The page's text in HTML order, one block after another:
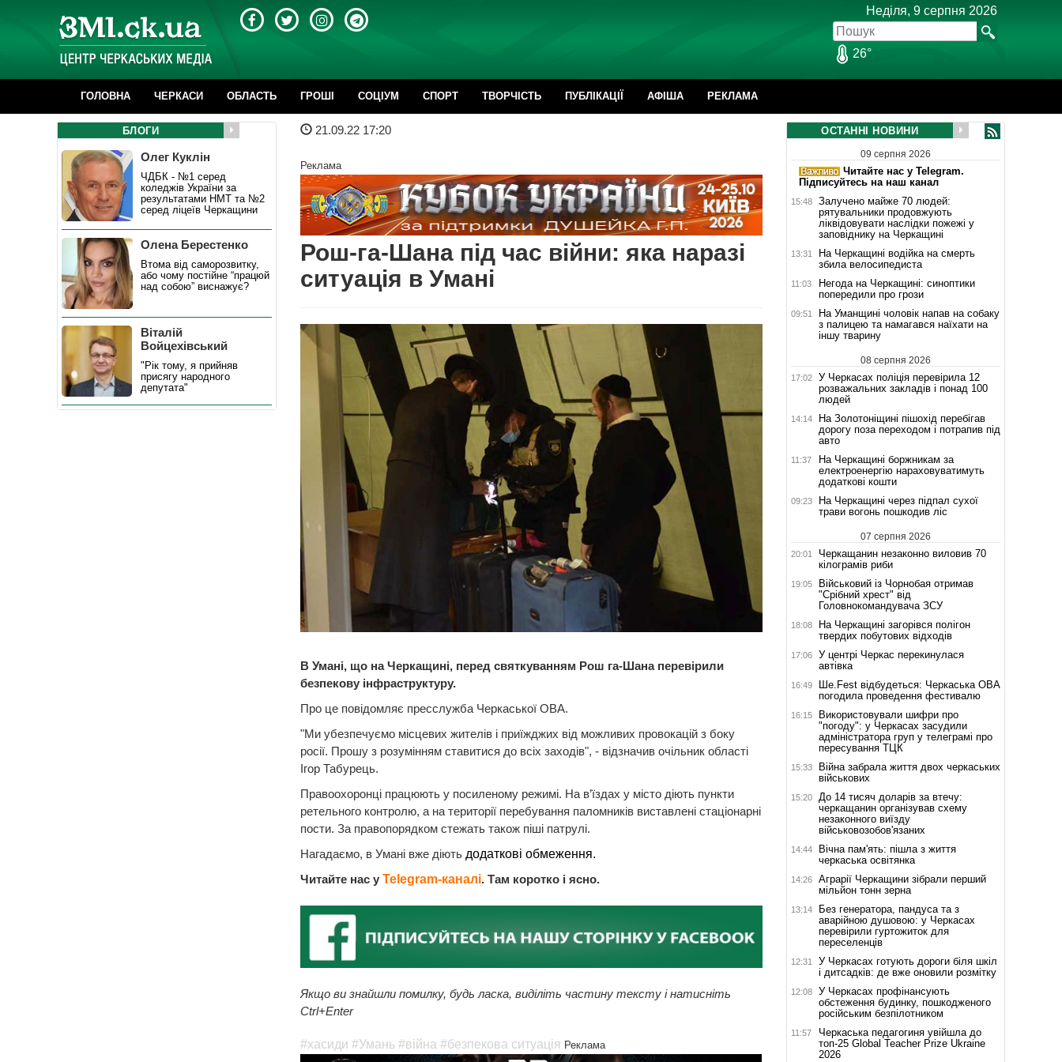
Неділя, 9 серпня 2026
26°
ГОЛОВНА ЧЕРКАСИ ОБЛАСТЬ ГРОШІ CОЦІУМ СПОРТ ТВОРЧІСТЬ ПУБЛІКАЦІЇ АФІША РЕКЛАМА
21.09.22 17:20
Реклама
Рош-га-Шана під час війни: яка наразі
ситуація в Умані
В Умані, що на Черкащині, перед святкуванням Рош га-Шана перевірили
безпекову інфраструктуру.
Про це повідомляє пресслужба Черкаської ОВА.
"Ми убезпечуємо місцевих жителів і приїжджих від можливих провокацій з боку
росії. Прошу з розумінням ставитися до всіх заходів", - відзначив очільник області
Ігор Табурець.
Правоохоронці працюють у посиленому режимі. На в’їздах у місто діють пункти
ретельного контролю, а на території перебування паломників виставлені стаціонарні
пости. За правопорядком стежать також піші патрулі.
Нагадаємо, в Умані вже діють додаткові обмеження.
Читайте нас у Telegram-каналі. Там коротко і ясно.
Якщо ви знайшли помилку, будь ласка, виділіть частину тексту і натисніть
Ctrl+Enter
#хасиди #Умань #війна #безпекова ситуація Реклама
БЛОГИ
Олег Куклін
ЧДБК - №1 серед
коледжів України за
результатами НМТ та №2
серед ліцеїв Черкащини
Олена Берестенко
Втома від саморозвитку,
або чому постійне “працюй
над собою” виснажує?
Віталій
Войцехівський
"Рік тому, я прийняв
присягу народного
депутата"
ОСТАННІ НОВИНИ
09 серпня 2026
Читайте нас у Telegram.
Підписуйтесь на наш канал
15:48
Залучено майже 70 людей:
рятувальники продовжують
ліквідовувати наслідки пожежі у
заповіднику на Черкащині
13:31
На Черкащині водійка на смерть
збила велосипедиста
11:03
Негода на Черкащині: синоптики
попередили про грози
09:51
На Уманщині чоловік напав на собаку
з палицею та намагався наїхати на
іншу тварину
08 серпня 2026
17:02
У Черкасах поліція перевірила 12
розважальних закладів і понад 100
людей
14:14
На Золотоніщині пішохід перебігав
дорогу поза переходом і потрапив під
авто
11:37
На Черкащині боржникам за
електроенергію нараховуватимуть
додаткові кошти
09:23
На Черкащині через підпал сухої
трави вогонь пошкодив ліс
07 серпня 2026
20:01
Черкащанин незаконно виловив 70
кілограмів риби
19:05
Військовий із Чорнобая отримав
"Срібний хрест" від
Головнокомандувача ЗСУ
18:08
На Черкащині загорівся полігон
твердих побутових відходів
17:06
У центрі Черкас перекинулася
автівка
16:49
Ше.Fest відбудеться: Черкаська ОВА
погодила проведення фестивалю
16:15
Використовували шифри про
"погоду": у Черкасах засудили
адміністратора груп у телеграмі про
пересування ТЦК
15:33
Війна забрала життя двох черкаських
військових
15:20
До 14 тисяч доларів за втечу:
черкащанин організував схему
незаконного виїзду
військовозобов'язаних
14:44
Вічна пам'ять: пішла з життя
черкаська освітянка
14:26
Аграрії Черкащини зібрали перший
мільйон тонн зерна
13:14
Без генератора, пандуса та з
аварійною душовою: у Черкасах
перевірили гуртожиток для
переселенців
12:31
У Черкасах готують дороги біля шкіл
і дитсадків: де вже оновили розмітку
12:08
У Черкасах профінансують
обстеження будинку, пошкодженого
російським безпілотником
11:57
Черкаська педагогиня увійшла до
топ-25 Global Teacher Prize Ukraine
2026